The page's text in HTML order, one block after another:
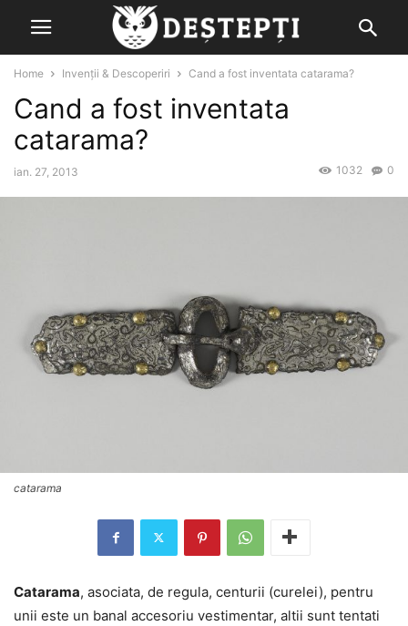
Home Invenții & Descoperiri Cand a fost inventata catarama?
Cand a fost inventata
catarama?
ian. 27, 2013 0
1032
catarama
Catarama, asociata, de regula, centurii (curelei), pentru
unii este un banal accesoriu vestimentar, altii sunt tentati